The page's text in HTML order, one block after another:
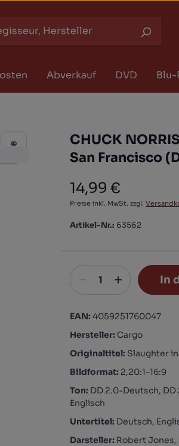
Abverkauf DVD Blu-
CHUCK
San Francisco
Regulärer Preis:
14,99 €
Preise inkl. MwSt. zzgl.
Artikel-Nr.: 63562
In
EAN:4059251760047
Hersteller: Cargo
Originaltitel: Slaughter
Bildformat: 2,20:1-16:9
Ton: DD 2.0-Deutsch,
Englisch
Untertitel: Deutsch,
Darsteller: Robert Jones,